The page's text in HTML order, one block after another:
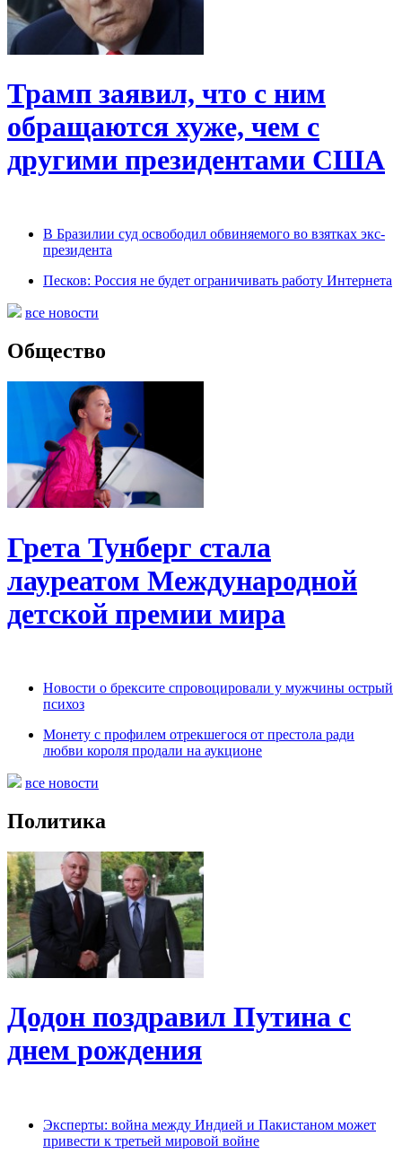
Трамп заявил, что с ним
обращаются хуже, чем с
другими президентами США
В Бразилии суд освободил обвиняемого во взятках экс-
президента
Песков: Россия не будет ограничивать работу Интернета
все новости
Общество
Грета Тунберг стала
лауреатом Международной
детской премии мира
Новости о брексите спровоцировали у мужчины острый
психоз
Монету с профилем отрекшегося от престола ради
любви короля продали на аукционе
все новости
Политика
Додон поздравил Путина с
днем рождения
Эксперты: война между Индией и Пакистаном может
привести к третьей мировой войне